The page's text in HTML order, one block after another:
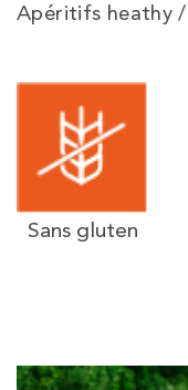
Apéritifs heathy
Sans gluten